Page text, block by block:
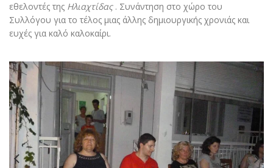
εθελοντές της Ηλιαχτίδας. Συνάντηση στο χώρο του
Συλλόγου για το τέλος μιας άλλης δημιουργικής χρονιάς και
ευχές για καλό καλοκαίρι.